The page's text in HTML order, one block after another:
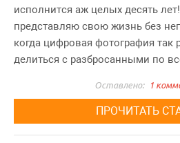
исполнится аж целых десять
представляю свою жизнь без
когда цифровая фотография так
делиться с разбросанными по
1
ПРОЧИТАТЬ